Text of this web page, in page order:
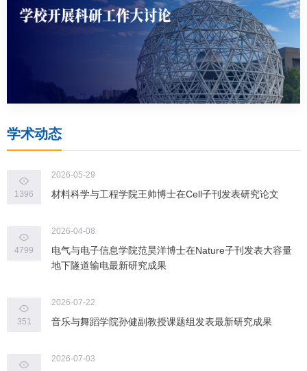
学术动态
1396
2026-05-29
材料科学与工程学院王帅博士在Cell子刊发表研究论文
4799
2026-04-08
电气与电子信息学院范昊洋博士在Nature子刊发表大容量
地下隧道输电最新研究成果
351
2026-07-22
音乐与舞蹈学院孙健副教授课题组发表最新研究成果
2026-07-03